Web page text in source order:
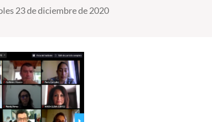
23 de diciembre de 2020